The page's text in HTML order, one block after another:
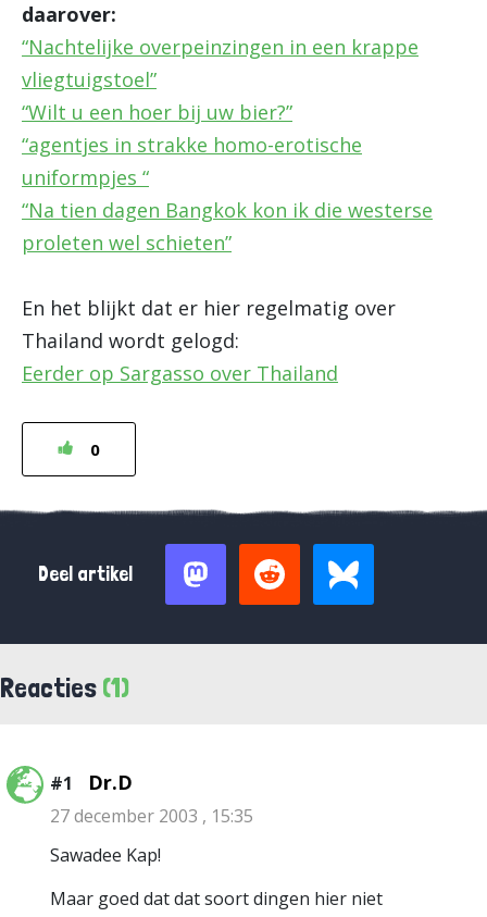
daarover:
“Nachtelijke overpeinzingen in een krappe
vliegtuigstoel”
“Wilt u een hoer bij uw bier?”
“agentjes in strakke homo-erotische
uniformpjes “
“Na tien dagen Bangkok kon ik die westerse
proleten wel schieten”
En het blijkt dat er hier regelmatig over
Thailand wordt gelogd:
Eerder op Sargasso over Thailand
0
Deel artikel
Reacties (1)
#1 Dr.D
27 december 2003 , 15:35
Sawadee Kap!
Maar goed dat dat soort dingen hier niet